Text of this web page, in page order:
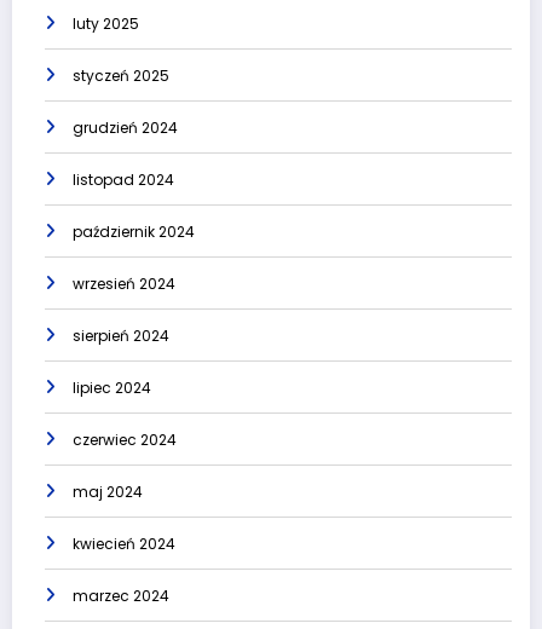
luty 2025
styczeń 2025
grudzień 2024
listopad 2024
październik 2024
wrzesień 2024
sierpień 2024
lipiec 2024
czerwiec 2024
maj 2024
kwiecień 2024
marzec 2024